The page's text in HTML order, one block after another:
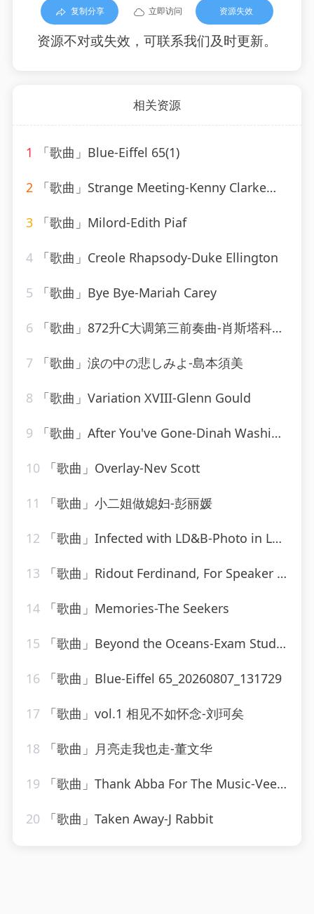
复制分享 立即访问 资源失效
资源不对或失效，可联系我们及时更新。
相关资源
1 「歌曲」Blue-Eiffel 65(1)
2 「歌曲」Strange Meeting-Kenny Clarke、Francy Boland
3 「歌曲」Milord-Edith Piaf
4 「歌曲」Creole Rhapsody-Duke Ellington
5 「歌曲」Bye Bye-Mariah Carey
6 「歌曲」872升C大调第三前奏曲-肖斯塔科维奇
7 「歌曲」涙の中の悲しみよ-島本須美
8 「歌曲」Variation XVIII-Glenn Gould
9 「歌曲」After You've Gone-Dinah Washington_20260807_131808
10 「歌曲」Overlay-Nev Scott
11 「歌曲」小二姐做媳妇-彭丽媛
12 「歌曲」Infected with LD&B-Photo in Lounge
13 「歌曲」Ridout Ferdinand, For Speaker And Solo Violin-Elena Bashkirova、gidon kremer
14 「歌曲」Memories-The Seekers
15 「歌曲」Beyond the Oceans-Exam Study Classical Music、Soothing Piano Collective、Chilled Jazz Masters
16 「歌曲」Blue-Eiffel 65_20260807_131729
17 「歌曲」vol.1 相见不如怀念-刘珂矣
18 「歌曲」月亮走我也走-董文华
19 「歌曲」Thank Abba For The Music-Vee Sing Zone
20 「歌曲」Taken Away-J Rabbit